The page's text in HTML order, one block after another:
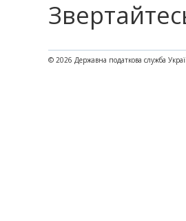
© 2026 Державна податкова служба